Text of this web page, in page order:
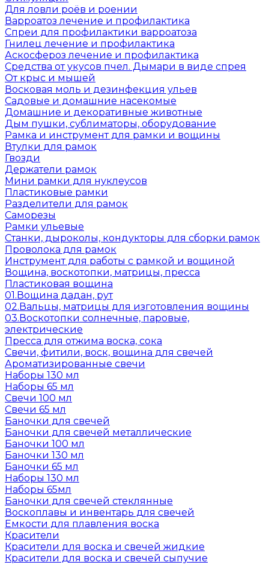
Для ловли роёв и роении
Варроатоз лечение и профилактика
Спреи для профилактики варроатоза
Гнилец лечение и профилактика
Аскосфероз лечение и профилактика
Средства от укусов пчел. Дымари в виде спрея
От крыс и мышей
Восковая моль и дезинфекция ульев
Садовые и домашние насекомые
Домашние и декоративные животные
Дым пушки, сублиматоры, оборудование
Рамка и инструмент для рамки и вощины
Втулки для рамок
Гвозди
Держатели рамок
Мини рамки для нуклеусов
Пластиковые рамки
Разделители для рамок
Саморезы
Рамки ульевые
Станки, дыроколы, кондукторы для сборки рамок
Проволока для рамок
Инструмент для работы с рамкой и вощиной
Вощина, воскотопки, матрицы, пресса
Пластиковая вощина
01.Вощина дадан, рут
02.Вальцы, матрицы для изготовления вощины
03.Воскотопки солнечные, паровые,
электрические
Пресса для отжима воска, сока
Свечи, фитили, воск, вощина для свечей
Ароматизированные свечи
Наборы 130 мл
Наборы 65 мл
Свечи 100 мл
Свечи 65 мл
Баночки для свечей
Баночки для свечей металлические
Баночки 100 мл
Баночки 130 мл
Баночки 65 мл
Наборы 130 мл
Наборы 65мл
Баночки для свечей стеклянные
Воскоплавы и инвентарь для свечей
Емкости для плавления воска
Красители
Красители для воска и свечей жидкие
Красители для воска и свечей сыпучие